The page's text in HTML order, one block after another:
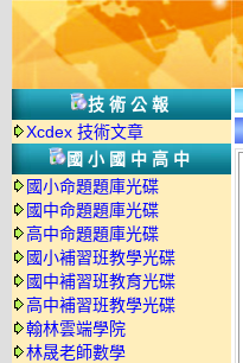
技術公報
Xcdex 技術文章
國小國中高中
國小命題題庫光碟
國中命題題庫光碟
高中命題題庫光碟
國小補習班教學光碟
國中補習班教育光碟
高中補習班教學光碟
翰林雲端學院
林晟老師數學